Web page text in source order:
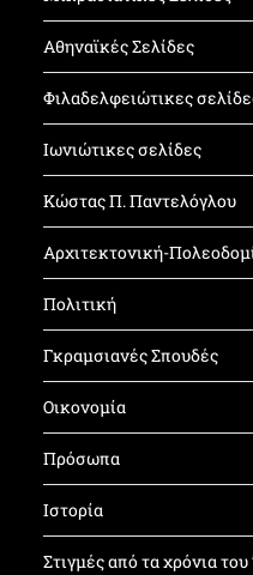
Αθηναϊκές Σελίδες
Φιλαδελφειώτικες
Ιωνιώτικες σελίδες
Κώστας Π. Παντελόγλου
Αρχιτεκτονική-
Πολιτική
Γκραμσιανές Σπουδές
Οικονομία
Πρόσωπα
Ιστορία
Στιγμές από τα χρόνια του